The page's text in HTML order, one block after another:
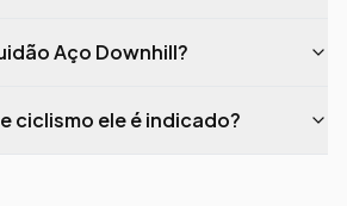
Aço Downhill?
ciclismo ele é indicado?